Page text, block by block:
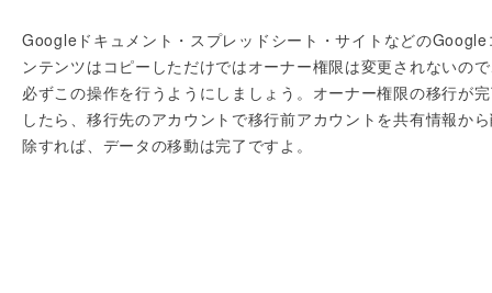
Googleドキュメント・スプレッドシート・サイトなどのGoogle
ンテンツはコピーしただけではオーナー権限は変更されないの
必ずこの操作を行うようにしましょう。オーナー権限の移行が
したら、移行先のアカウントで移行前アカウントを共有情報か
除すれば、データの移動は完了ですよ。